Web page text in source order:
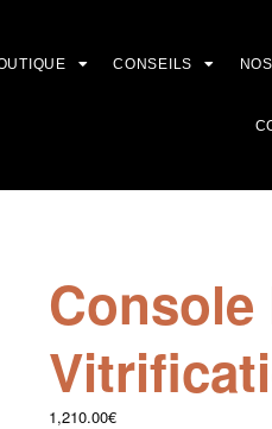
CONSEILS
1,210.00€